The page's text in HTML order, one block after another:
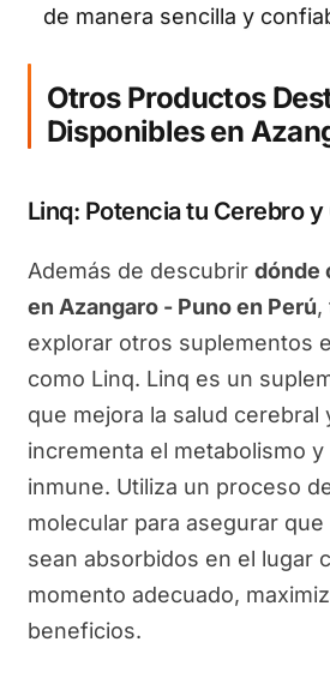
de manera sencilla y
Otros Productos
Disponibles en
Linq: Potencia tu Cerebro
Además de descubrir dónde
en Azangaro - Puno en Perú,
explorar otros suplementos
como Linq. Linq es un
que mejora la salud cerebral
incrementa el metabolismo
inmune. Utiliza un proceso
molecular para asegurar
sean absorbidos en el lugar
momento adecuado,
beneficios.